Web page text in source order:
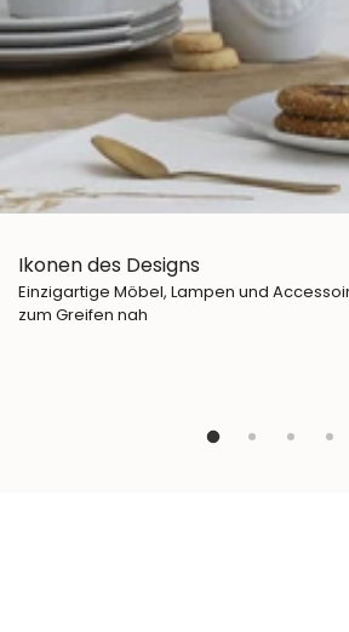
Ikonen des Designs
Einzigartige Möbel, Lampen und
zum Greifen nah